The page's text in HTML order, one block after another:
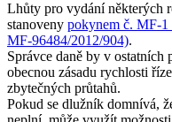
Lhůty pro vydání některých
stanoveny pokynem č. MF-1
MF-96484/2012/904).
Správce daně by v ostatních
obecnou zásadu rychlosti
zbytečných průtahů.
Pokud se dlužník domnívá,